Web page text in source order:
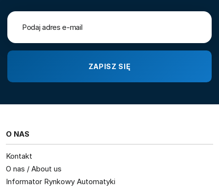
O NAS
Kontakt
O nas / About us
Informator Rynkowy Automatyki